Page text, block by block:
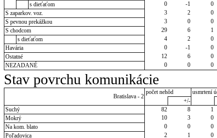
s dieťaťom
0 -1
0
S zaparkov. voz.
3 2
0
S pevnou prekážkou
3 0
0
S chodcom
29 6
1
s dieťaťom
4 2
0
Havária
0 -1
0
Ostatné
12 6
0
NEZADANÉ
0 0 0
Stav povrchu komunikácie
Bratislava - 2
počet nehôd
usmrtení
+/-
Suchý
82 8
1
Mokrý
10 3
0
Na kom. blato
0 0
0
Poľadovica
2 1 0